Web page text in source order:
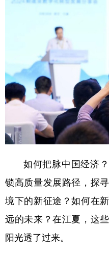
公益 一带一路
地方频道
北京 天津
辽宁 吉林
浙江 安徽
陕西 甘肃
新疆
如何把脉中国经济
锁高质量发展路径，探
境下的新征途？如何在
远的未来？在江夏，这
阳光透了过来。